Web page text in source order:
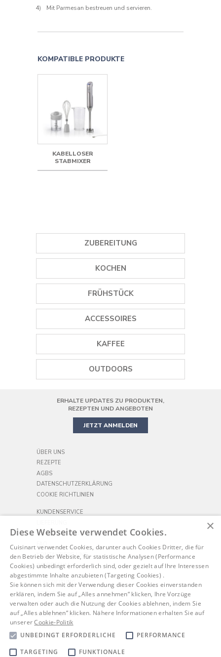
Mit Parmesan bestreuen und servieren.
KOMPATIBLE PRODUKTE
KABELLOSER
STABMIXER
ZUBEREITUNG
EISMASCHINEN
STABMIXER
MINI STANDMIXER
STANDMIXER
SMOOTHIE MAKER
HANDMIXER
PRÄZISIONS-KÜCHENMASCHINE
KOCHEN
GRILLS
PLANCHA GRILLS
DAMPFGARER
REISKOCHER
PIZZAOFEN
MINIBACKOFEN
FRÜHSTÜCK
TOASTER
SAFTPRESSEN
ACCESSOIRES
GEWÜRZMÜHLEN
KOCHGESCHIRR
KAFFEE
OUTDOORS
ERHALTE UPDATES ZU PRODUKTEN,
REZEPTEN UND ANGEBOTEN
JETZT ANMELDEN
ÜBER UNS
REZEPTE
AGBS
DATENSCHUTZERKLÄRUNG
COOKIE RICHTLINIEN
KUNDENSERVICE
RÜCKSENDUNGEN
KONTAKTIERE UNS
IMPRESSUM
ZUBEREITUNG
KOCHEN
FRÜHSTÜCK
ACCESSOIRES
KAFFEE
OUTDOORS
×
Diese Webseite verwendet Cookies.
Cuisinart verwendet Cookies, darunter auch Cookies Dritter, die für
den Betrieb der Website, für statistische Analysen (Performance
Cookies) unbedingt erforderlich sind, oder gezielt auf Ihre Interessen
abgestimmte Inhalte anzubieten (Targeting Cookies) .
Sie können sich mit der Verwendung dieser Cookies einverstanden
erklären, indem Sie auf „Alles annehmen“ klicken, Ihre Vorzüge
verwalten oder auch die Nutzung der Cookies ablehnen, indem Sie
auf „Alles ablehnen“ klicken. Nähere Informationen erhalten Sie auf
unsererCookie-Politik
UNBEDINGT ERFORDERLICHE
PERFORMANCE
TARGETING
FUNKTIONALE